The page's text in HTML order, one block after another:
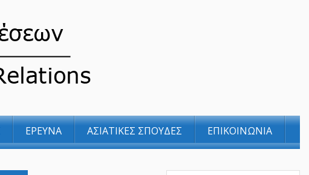
ΕΡΕΥΝΑ ΑΣΙΑΤΙΚΕΣ ΣΠΟΥΔΕΣ ΕΠΙΚΟΙΝΩΝΙΑ